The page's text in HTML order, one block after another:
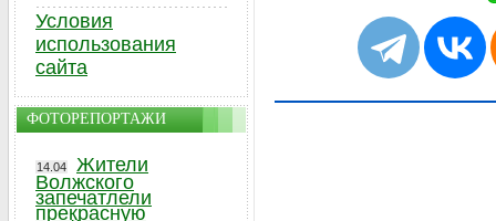
Условия
использования
сайта
ФОТОРЕПОРТАЖИ
14.04
Жители
Волжского
запечатлели
прекрасную